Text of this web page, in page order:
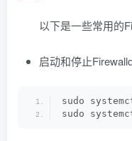
以下是一些常用的
启动和停止Firewalld
sudo
sudo